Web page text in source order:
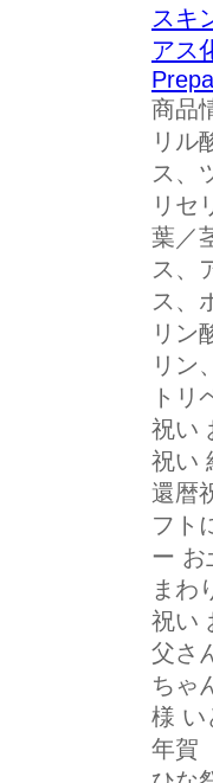
スキ
アス
商品
リル
ス、
リセ
葉／
ス、
ス、
リン
リン
トリ
祝い
祝い
還暦
フト
ー お
まわ
祝い
父さ
ちゃ
様 い
年賀